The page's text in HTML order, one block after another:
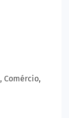
Comércio,